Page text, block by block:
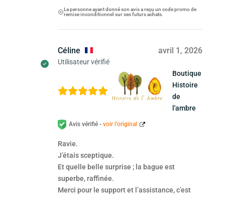
La personne ayant donné son avis a reçu un code promo de
remise inconditionnel sur ses futurs achats.
Céline
Utilisateur vérifié
avril 1, 2026
Boutique
Histoire
de
l'ambre
Avis vérifié - voir l’original
Ravie.
J’étais sceptique.
Et quelle belle surprise ; la bague est
superbe, raffinée.
Merci pour le support et l’assistance, c’est